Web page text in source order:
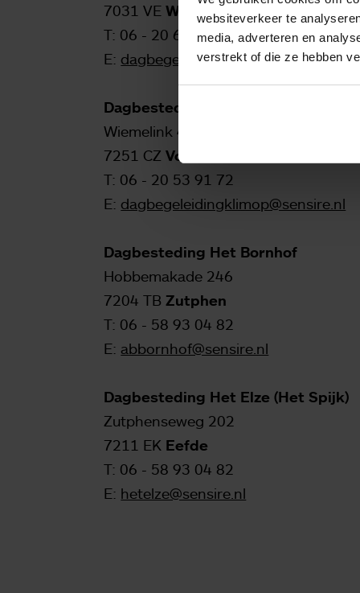
websiteverkeer te
media, adverteren en
verstrekt of die ze hebben
7031 VEWehl
T: 06 - 20 68 30 46
E: dagbegeleidingboogh@sensire.nl
Dagbesteding De Klimop
Wiemelink 40
7251 CZVorden
T: 06 - 20 53 91 72
E: dagbegeleidingklimop@sensire.nl
Dagbesteding Het Bornhof
Hobbemakade 246
7204 TBZutphen
T: 06 - 58 93 04 82
E: abbornhof@sensire.nl
Dagbesteding Het Elze (Het Spijk)
Zutphenseweg 202
7211 EK Eefde
T: 06 - 58 93 04 82
E: hetelze@sensire.nl